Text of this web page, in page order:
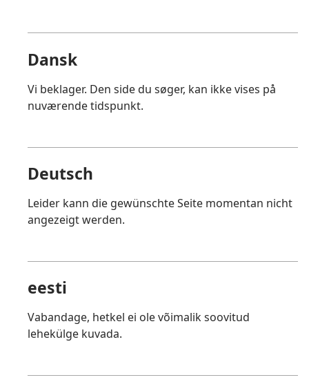
Dansk
Vi beklager. Den side du søger, kan ikke vises på
nuværende tidspunkt.
Deutsch
Leider kann die gewünschte Seite momentan nicht
angezeigt werden.
eesti
Vabandage, hetkel ei ole võimalik soovitud
lehekülge kuvada.